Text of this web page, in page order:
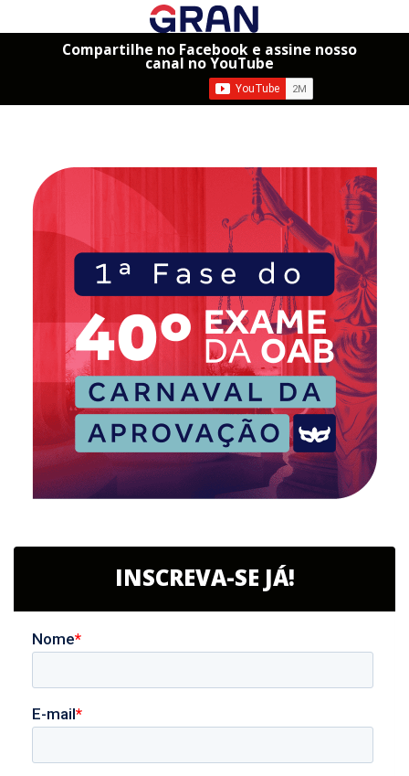
Compartilhe no Facebook e assine nosso
canal no YouTube
INSCREVA-SE JÁ!